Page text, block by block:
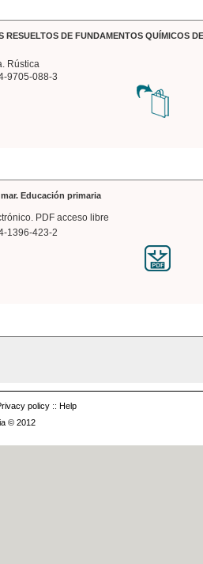
RESUELTOS DE FUNDAMENTOS QUÍMICOS
Rústica
9705-088-3
Educación primaria
PDF acceso libre
1396-423-2
policy :: Help
© 2012